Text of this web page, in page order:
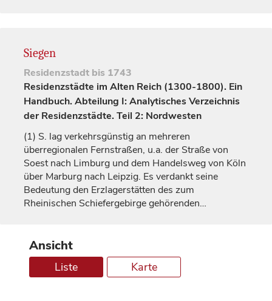
Siegen
Residenzstadt bis 1743
Residenzstädte im Alten Reich (1300-1800). Ein
Handbuch. Abteilung I: Analytisches Verzeichnis
der Residenzstädte. Teil 2: Nordwesten
(1) S. lag verkehrsgünstig an mehreren
überregionalen Fernstraßen, u.a. der Straße von
Soest nach Limburg und dem Handelsweg von Köln
über Marburg nach Leipzig. Es verdankt seine
Bedeutung den Erzlagerstätten des zum
Rheinischen Schiefergebirge gehörenden…
Ansicht
Liste Karte